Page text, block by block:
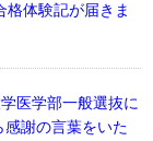
体験記が届きま
医学部一般選抜に
謝の言葉をいた